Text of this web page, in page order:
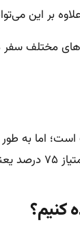
علاوه بر
مختلف
کنیم؟